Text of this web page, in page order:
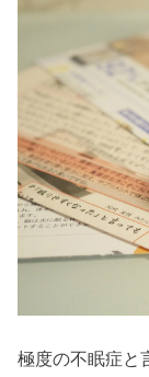
極度の不眠症と